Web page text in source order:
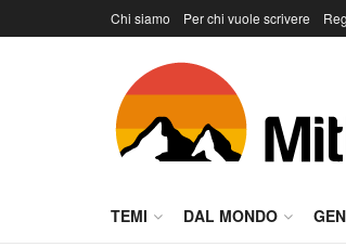
Chi siamo Per chi vuole scrivere
TEMI DAL MONDO